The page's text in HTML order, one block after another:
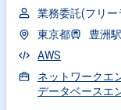
業務委託(フリー
東京都
豊洲駅
AWS
ネットワークエ
データベースエ